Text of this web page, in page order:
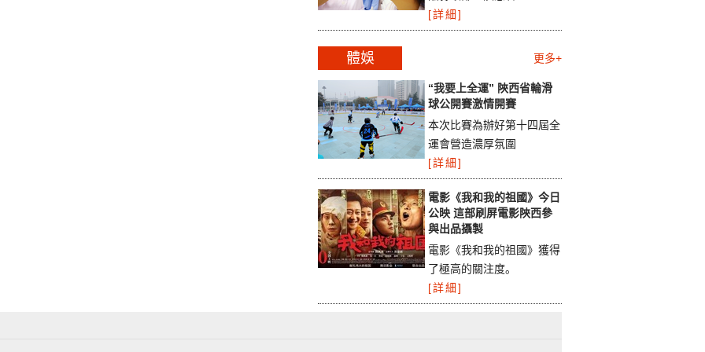
[詳細]
體娛 更多+
“我要上全運” 陝西省輪滑
球公開賽激情開賽
本次比賽為辦好第十四屆全
運會營造濃厚氛圍
[詳細]
電影《我和我的祖國》今日
公映 這部刷屏電影陝西參
與出品攝製
電影《我和我的祖國》獲得
了極高的關注度。
[詳細]